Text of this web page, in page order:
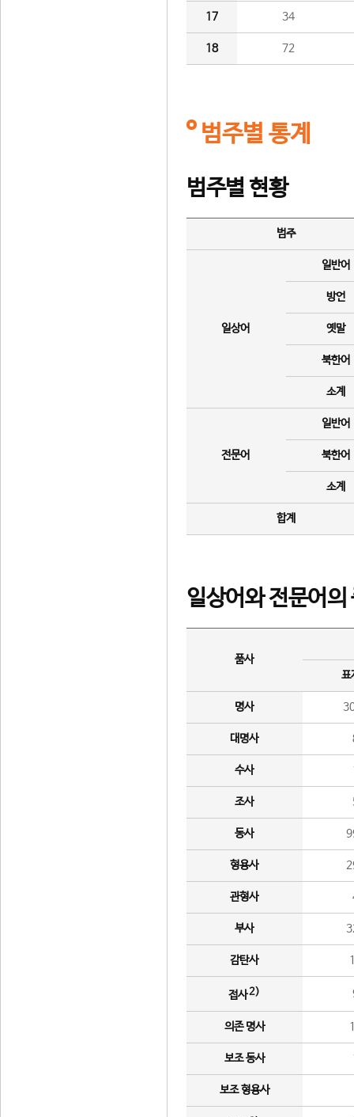
17 34
18 72
범주별 통계
범주별 현황
범주
일상어
일반어
방언
옛말
북한어
소계
전문어
일반어
북한어
소계
합계
일상어와 전문어의
품사
표
명사
대명사
수사
조사
동사
형용사
관형사
부사
감탄사
접사2)
의존 명사
보조 동사
보조 형용사